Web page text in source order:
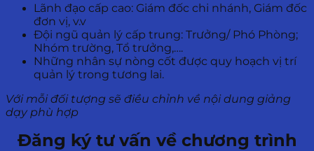
Lãnh đạo cấp cao: Giám đốc chi nhánh, Giám đốc
đơn vị, v.v
Đội ngũ quản lý cấp trung: Trưởng/ Phó Phòng;
Nhóm trường, Tổ trưởng,….
Những nhân sự nòng cốt được quy hoạch vị trí
quản lý trong tương lai.
Với mỗi đối tượng sẽ điều chỉnh về nội dung giảng
dạy phù hợp
Đăng ký tư vấn về chương trình